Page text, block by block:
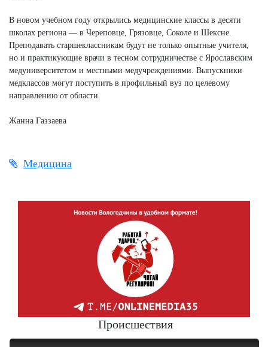
В новом учебном году открылись медицинские классы в десяти
школах региона — в Череповце, Грязовце, Соколе и Шексне.
Преподавать старшеклассникам будут не только опытные учителя,
но и практикующие врачи в тесном сотрудничестве с Ярославским
медуниверситетом и местными медучреждениями. Выпускники
медклассов могут поступить в профильный вуз по целевому
направлению от области.
Жанна Газзаева
Медицина
Происшествия